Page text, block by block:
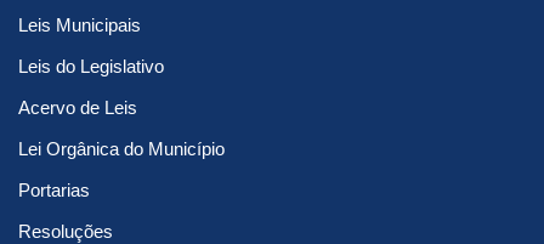
Leis Municipais
Leis do Legislativo
Acervo de Leis
Lei Orgânica do Município
Portarias
Resoluções